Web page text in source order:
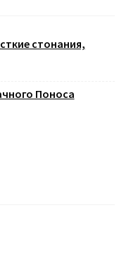
стонания,
Поноса